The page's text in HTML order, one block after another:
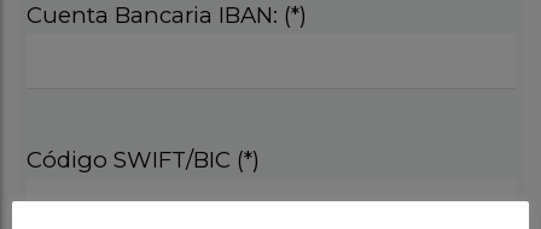
Cuenta Bancaria IBAN: (*)
Código SWIFT/BIC (*)